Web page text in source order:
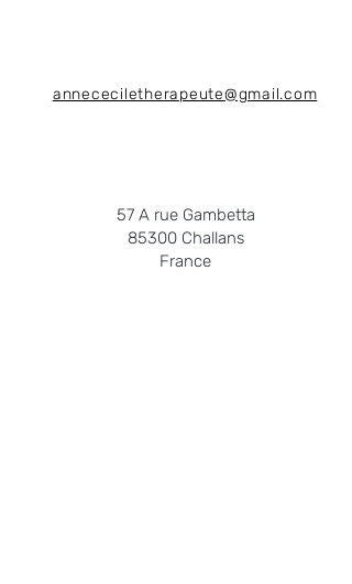
annececiletherapeute@gmail.com
57 A rue Gambetta
85300 Challans
France